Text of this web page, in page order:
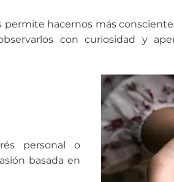
hacernos más
con curiosidad y
personal o
basada en